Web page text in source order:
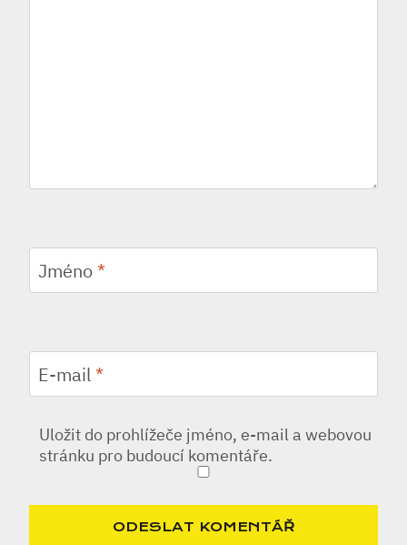
Jméno *
E-mail *
Uložit do prohlížeče jméno, e-mail a webovou
stránku pro budoucí komentáře.